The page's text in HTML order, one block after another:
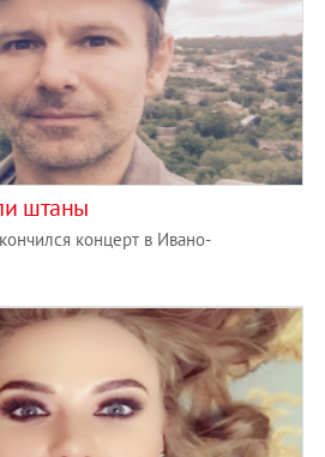
штаны
концерт в Ивано-